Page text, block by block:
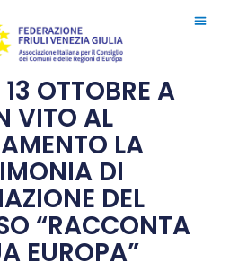
OTTOBRE A
VITO AL
LA
DI
DEL
“RACCONTA
EUROPA”